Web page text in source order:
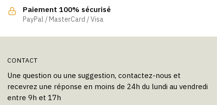
la
page
Paiement 100% sécurisé
PayPal / MasterCard / Visa
CONTACT
Une question ou une suggestion, contactez-nous et
recevrez une réponse en moins de 24h du lundi au vendredi
entre 9h et 17h